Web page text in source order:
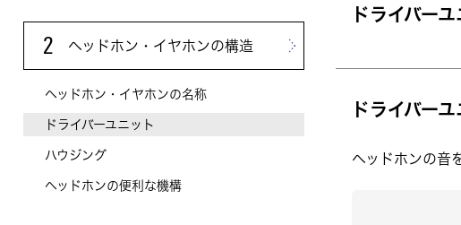
2 ヘッドホン・イヤホンの構造
ヘッドホン・イヤホンの名称
ドライバーユニット
ハウジング
ヘッドホンの便利な機構
ドライバー
ドライバー
ヘッドホンの音